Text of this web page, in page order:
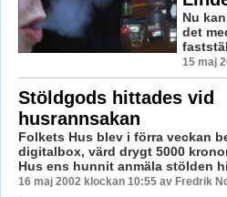
Nu
det
15 maj
Stöldgods hittades vid
husrannsakan
Folkets Hus blev i förra veckan
digitalbox, värd drygt 5000
Hus ens hunnit anmäla stölden
16 maj 2002 klockan 10:55 av Fredrik